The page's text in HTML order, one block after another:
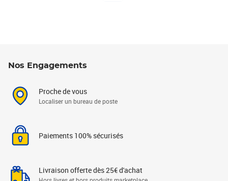
Nos Engagements
Proche de vous
Localiser un bureau de poste
Paiements 100% sécurisés
Livraison offerte dès 25€ d'achat